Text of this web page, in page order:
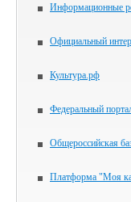
Информационные
Официальный
Культура.рф
Федеральный
Общероссийская
Платформа "Моя